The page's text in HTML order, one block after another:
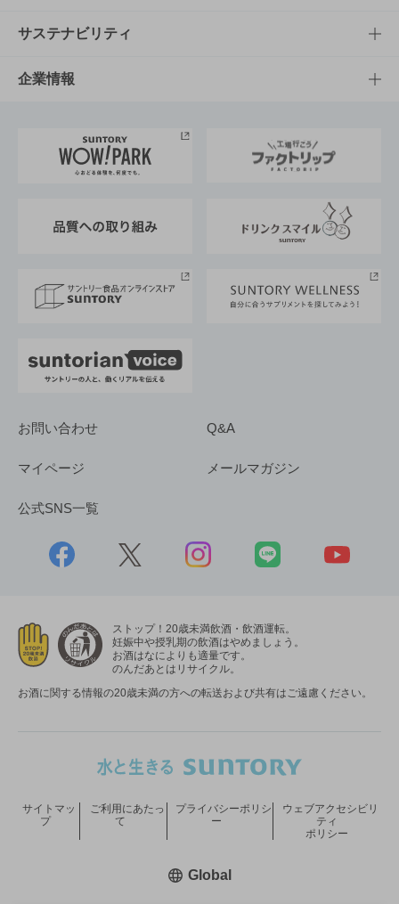
商品発売情報
栄養成分一覧
キャンペーン
工場見学
地域情報
文化・スポーツTOP
サントリーホール
サントリーサンバーズ大阪
サステナビリティ
サステナビリティTOP
サントリーが考えるサステナビリティ経営
企業情報
企業概要
採用情報
お問い合わせ Q&A
マイページ メールマガジン
公式SNS一覧
ストップ！20歳未満飲酒・飲酒運転。
妊娠中や授乳期の飲酒はやめましょう。
お酒はなによりも適量です。
のんだあとはリサイクル。
お酒に関する情報の20歳未満の方への転送および共有はご遠慮ください。
サイトマッ
プ
ご利用にあたっ
て
プライバシーポリシ
ー
ウェブアクセシビリ
ティ
ポリシー
Global新しいウィンドウで開く